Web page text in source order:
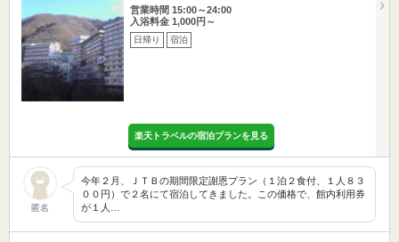
営業時間 15:00～24:00
入浴料金 1,000円～
日帰り 宿泊
楽天トラベルの宿泊プランを見る
匿名
今年２月、ＪＴＢの期間限定謝恩プラン（１泊２食付、１人８３
００円）で２名にて宿泊してきました。この価格で、館内利用券
が１人…